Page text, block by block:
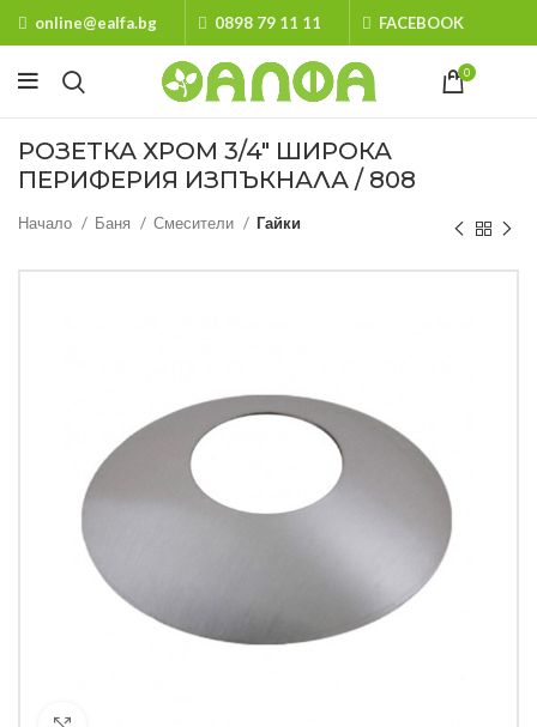
online@ealfa.bg 0898 79 11 11 FACEBOOK
0
РОЗЕТКА ХРОМ 3/4″ ШИРОКА
ПЕРИФЕРИЯ ИЗПЪКНАЛА / 808
Начало Баня Смесители Гайки